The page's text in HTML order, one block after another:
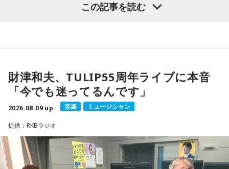
当時はスマホもなく、写真を撮ることもできませんでした。
柏原収史も、友達の家に泊まり、夜更かしをしながら星空を
見るという夏休みならではの体験に触れながら、「記憶に焼
きつく景色」について語りました。
便利になった今だからこそ、ただ景色を眺める時間の大切さ
を感じるエピソードです。
パーソナリティを務め、漫画にまつわるゲストを迎えるポッ
18年に及ぶ「宇宙兄弟」の連載完結のタイミングでの出演と
なり、「宇宙兄弟」誕生のエピソードや「キャラクターに出
会う」というキャラクター造形について、ストーリーの発想
小山宙哉をゲストに迎える特別番組『マンガのラジオ 宇宙兄
弟スペシャル supported by viviON』は8月16日（日）19時
この記事を読む
財津和夫、TULIP55周年ライブに本音
「今でも迷ってるんです」
2026.08.09 up 音楽 ミュージシャン
提供：RKBラジオ